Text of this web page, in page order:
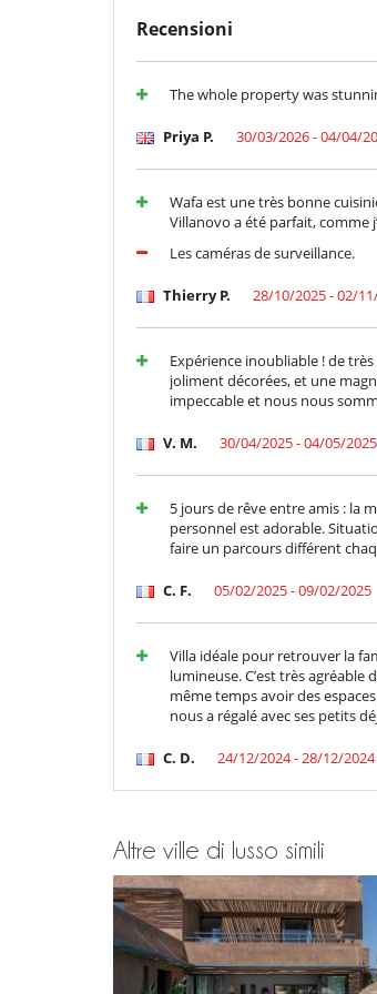
Divertimenti ed attività
Elettrodomestici
Macchina da caffè (chicchi)
Per i vostri pasti
Bed & Breakfast
Cuoco su richiesta (prenotazione
Per la vostra comodità e
Reverse cycle air conditioner
Qui vicino
La villa si trova su un campo da golf
Recensioni
The whole property was
Priya P. 30/03/2026 - 04/04/
Wafa est une très bonne
Villanovo a été parfait, comme
Les caméras de surveillance.
Thierry P. 28/10/2025 - 02/
Expérience inoubliable ! de
joliment décorées, et une
impeccable et nous nous
V. M. 30/04/2025 - 04/05/2025
5 jours de rêve entre amis : la
personnel est adorable.
faire un parcours différent
C. F. 05/02/2025 - 09/02/2025
Villa idéale pour retrouver la
lumineuse. C’est très
même temps avoir des
nous a régalé avec ses petits
C. D. 24/12/2024 - 28/12/2024
Altre ville di lusso simili